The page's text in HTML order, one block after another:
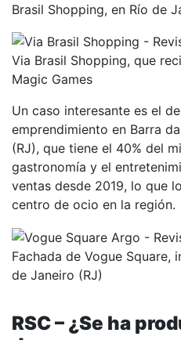
Brasil Shopping, en Río de
Via Brasil Shopping, que
Magic Games
Un caso interesante es el
emprendimiento en Barra
(RJ), que tiene el 40% del
gastronomía y el
ventas desde 2019, lo que
centro de ocio en la región.
Fachada de Vogue Square,
de Janeiro (RJ)
RSC – ¿Se ha